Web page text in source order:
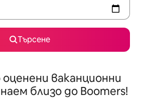
Търсене
ваканционни
близо до Boomers!